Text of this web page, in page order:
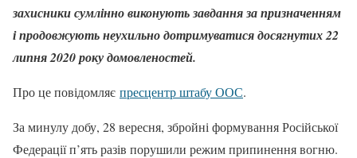
захисники сумлінно виконують завдання за призначенням
і продовжують неухильно дотримуватися досягнутих 22
липня 2020 року домовленостей.
Про це повідомляє пресцентр штабу ООС.
За минулу добу, 28 вересня, збройні формування Російської
Федерації п’ять разів порушили режим припинення вогню.